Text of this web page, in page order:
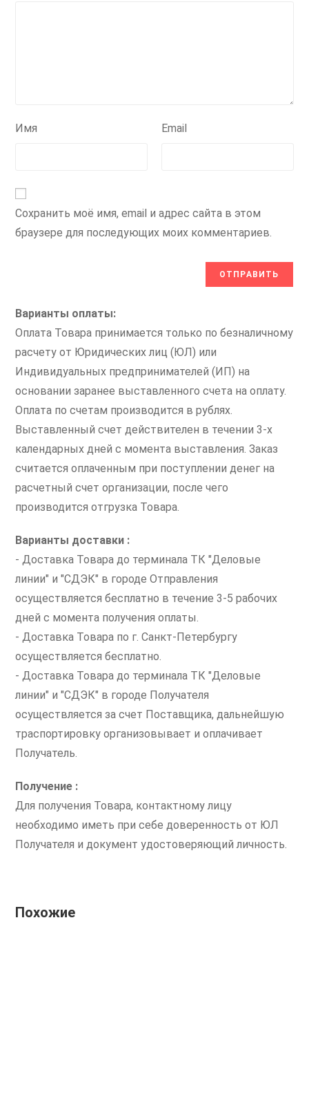
Имя Email
Сохранить моё имя, email и адрес сайта в этом
браузере для последующих моих комментариев.
Варианты оплаты:
Оплата Товара принимается только по безналичному
расчету от Юридических лиц (ЮЛ) или
Индивидуальных предпринимателей (ИП) на
основании заранее выставленного счета на оплату.
Оплата по счетам производится в рублях.
Выставленный счет действителен в течении 3-х
календарных дней с момента выставления. Заказ
считается оплаченным при поступлении денег на
расчетный счет организации, после чего
производится отгрузка Товара.
Варианты доставки :
- Доставка Товара до терминала ТК "Деловые
линии" и "СДЭК" в городе Отправления
осуществляется бесплатно в течение 3-5 рабочих
дней с момента получения оплаты.
- Доставка Товара по г. Санкт-Петербургу
осуществляется бесплатно.
- Доставка Товара до терминала ТК "Деловые
линии" и "СДЭК" в городе Получателя
осуществляется за счет Поставщика, дальнейшую
траспортировку организовывает и оплачивает
Получатель.
Получение :
Для получения Товара, контактному лицу
необходимо иметь при себе доверенность от ЮЛ
Получателя и документ удостоверяющий личность.
Похожие